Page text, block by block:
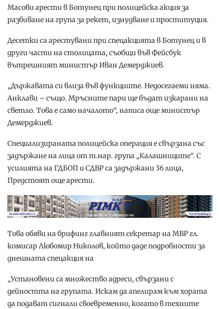
Масови арести в Ботунец при полицейска акция за
разбиване на група за рекет, изнудване и проституция.
Десетки са арестувани при спецакцията в Ботунец и в
други части на столицата, съобщи във Фейсбук
вътрешният министър Иван Демерджиев.
„Държавата си влиза във функциите. Недосегаеми няма.
Анклави – също. Мръсните пари ще бъдат изкарани на
светло. Това е само началото“, написа още министър
Демерджиев.
Специализираната полицейска операция е свързана със
задържане на лица от т.нар. група „Калашниците“. С
усилията на ГДБОП и СДВР са задържани 36 лица,
Предстоят още арести.
Това обяви на брифинг главният секретар на МВР гл.
комисар Любомир Николов, който даде подробности за
днешната спецакция на
„Установени са множество адреси, свързани с
дейността на групата. Искам да апелирам към хората
да подават сигнали своевременно, когато в техните